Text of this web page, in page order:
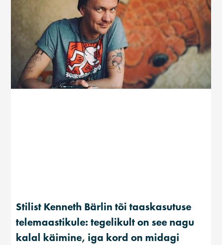
Stilist Kenneth Bärlin tõi taaskasutuse
telemaastikule: tegelikult on see nagu
kalal käimine, iga kord on midagi